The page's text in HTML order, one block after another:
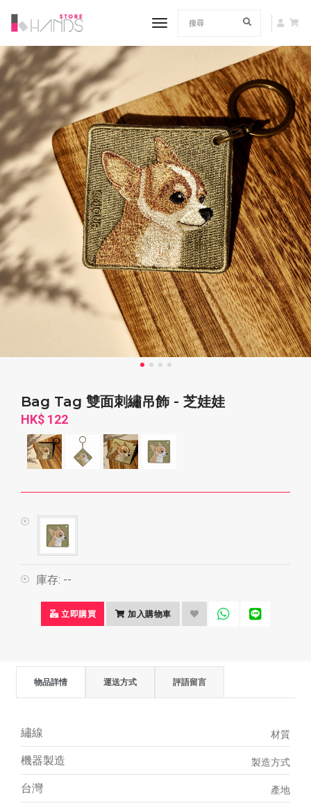
toggle navigation
Bag Tag 雙面刺繡吊飾 - 芝娃娃
HK$ 122
庫存: --
立即購買 加入購物車
物品詳情 運送方式 評語留言
材質
繡線
製造方式
機器製造
產地
台灣